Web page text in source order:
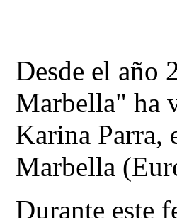
Desde el año
Marbella" ha
Karina Parra,
Marbella
Durante este